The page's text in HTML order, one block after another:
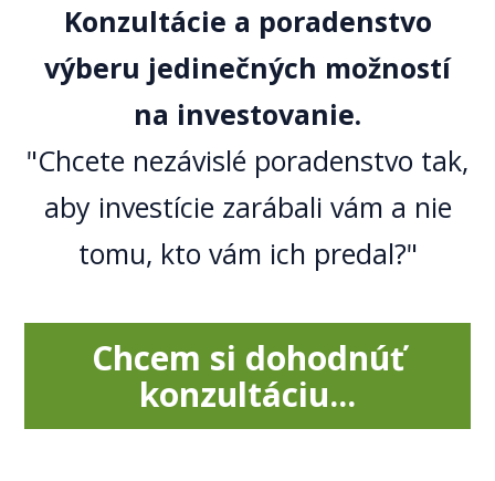
Konzultácie a poradenstvo
výberu jedinečných možností
na investovanie.
"Chcete nezávislé poradenstvo tak,
aby investície zarábali vám a nie
tomu, kto vám ich predal?"
Chcem si dohodnúť
konzultáciu...